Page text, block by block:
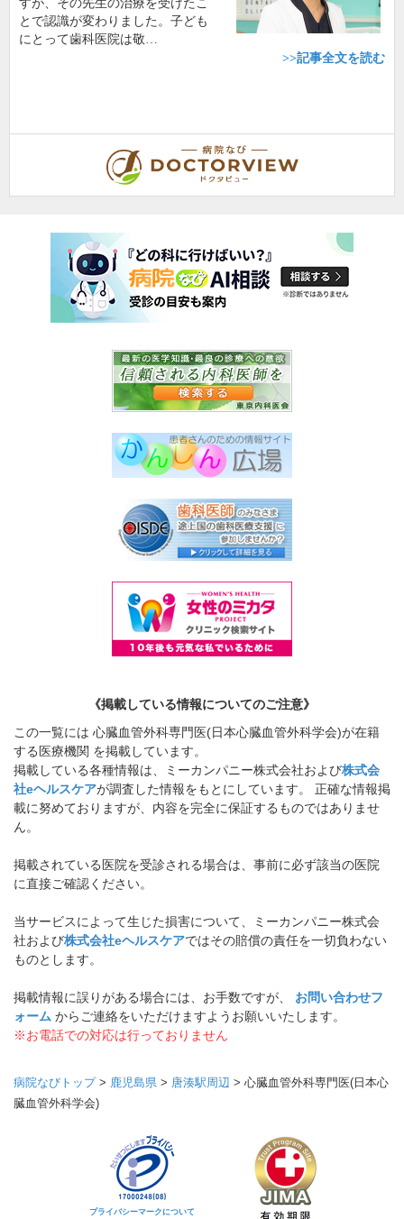
すが、その先生の治療を受けたこ
とで認識が変わりました。子ども
にとって歯科医院は敬…
>>記事全文を読む
《掲載している情報についてのご注意》
この一覧には 心臓血管外科専門医(日本心臓血管外科学会)が在籍
する医療機関 を掲載しています。
掲載している各種情報は、ミーカンパニー株式会社および株式会
社eヘルスケアが調査した情報をもとにしています。 正確な情報掲
載に努めておりますが、内容を完全に保証するものではありませ
ん。
掲載されている医院を受診される場合は、事前に必ず該当の医院
に直接ご確認ください。
当サービスによって生じた損害について、ミーカンパニー株式会
社および株式会社eヘルスケアではその賠償の責任を一切負わない
ものとします。
掲載情報に誤りがある場合には、お手数ですが、 お問い合わせフ
ォーム からご連絡をいただけますようお願いいたします。
※お電話での対応は行っておりません
病院なびトップ> 鹿児島県 > 唐湊駅周辺 > 心臓血管外科専門医(日本心
臓血管外科学会)
プライバシーマークについて